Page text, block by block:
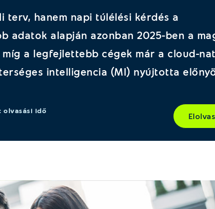
hanem napi túlélési kérdés a
adatok alapján azonban 2025-ben a
a legfejlettebb cégek már a cloud-
intelligencia (MI) nyújtotta
olvasási idő